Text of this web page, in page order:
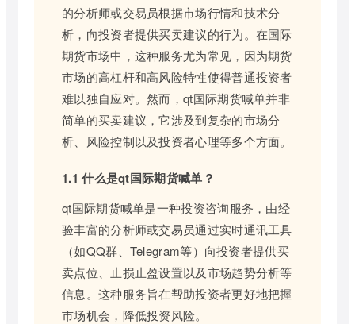
的分析师或交易员根据市场行情和技术分
析，向投资者提供买卖建议的行为。在国际
期货市场中，这种服务尤为常见，因为期货
市场的高杠杆和高风险特性使得普通投资者
难以独自应对。然而，qt国际期货喊单并非
简单的买卖建议，它涉及到复杂的市场分
析、风险控制以及投资者心理等多个方面。
1.1 什么是qt国际期货喊单？
qt国际期货喊单是一种投资咨询服务，由经
验丰富的分析师或交易员通过实时通讯工具
（如QQ群、Telegram等）向投资者提供买
卖点位、止损止盈设置以及市场趋势分析等
信息。这种服务旨在帮助投资者更好地把握
市场机会，降低投资风险。